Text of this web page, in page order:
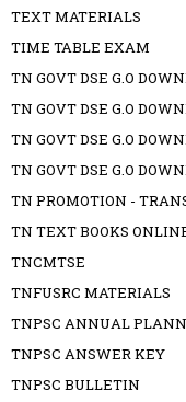
TEXT MATERIALS
TIME TABLE EXAM
TN GOVT DSE G.O
TN GOVT DSE G.O
TN GOVT DSE G.O
TN GOVT DSE G.O
TN PROMOTION -
TN TEXT BOOKS
TNCMTSE
TNFUSRC MATERIALS
TNPSC ANNUAL
TNPSC ANSWER KEY
TNPSC BULLETIN